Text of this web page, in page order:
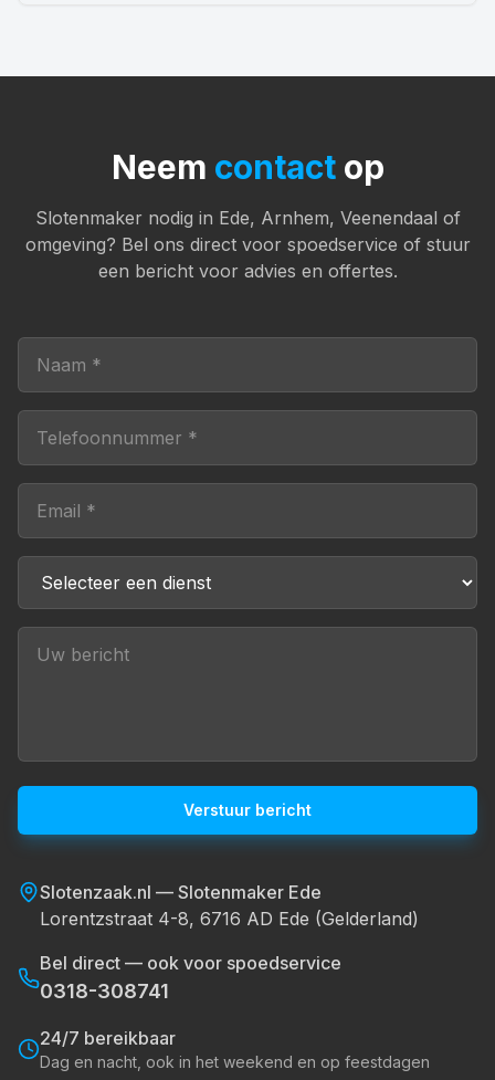
Neem contactop
Slotenmaker nodig in Ede, Arnhem, Veenendaal of
omgeving? Bel ons direct voor spoedservice of stuur
een bericht voor advies en offertes.
Verstuur bericht
Slotenzaak.nl — Slotenmaker Ede
Lorentzstraat 4-8, 6716 AD Ede (Gelderland)
Bel direct — ook voor spoedservice
0318-308741
24/7 bereikbaar
Dag en nacht, ook in het weekend en op feestdagen